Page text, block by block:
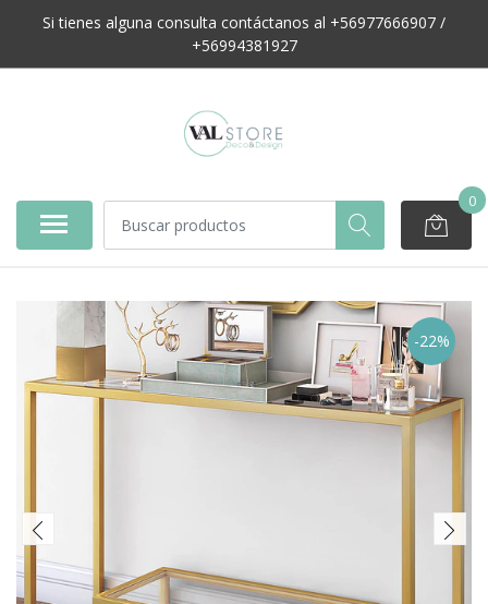
Si tienes alguna consulta contáctanos al +56977666907 /
+56994381927
0
-22%